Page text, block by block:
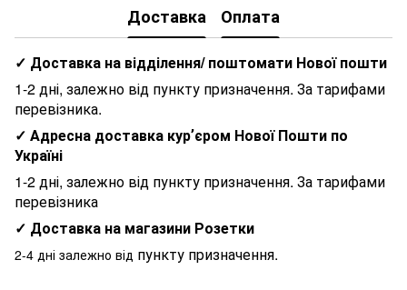
Доставка Оплата
✓ Доставка на відділення/ поштомати Нової пошти
1-2 дні, залежно від пункту призначення. За тарифами
перевізника.
✓ Адресна доставка курʼєром Нової Пошти по
Україні
1-2 дні, залежно від пункту призначення. За тарифами
перевізника
✓ Доставка на магазини Розетки
2-4 дні залежно від пункту призначення.